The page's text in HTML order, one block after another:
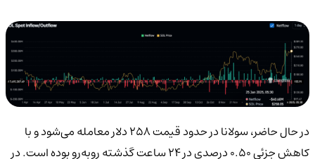
در حال حاضر، سولانا در حدود قیمت ۲۵۸ دلار معامله می‌شود و با
کاهش جزئی ۰.۵۰ درصدی در ۲۴ ساعت گذشته روبه‌رو بوده است. در